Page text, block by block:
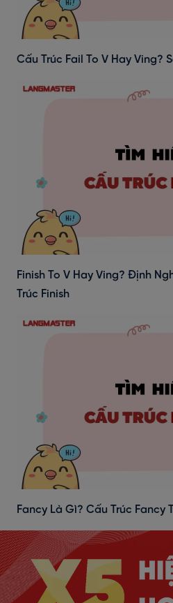
Cấu Trúc Fail To V Hay Ving?
Finish To V Hay Ving? Định
Trúc Finish
Fancy Là Gì? Cấu Trúc Fancy